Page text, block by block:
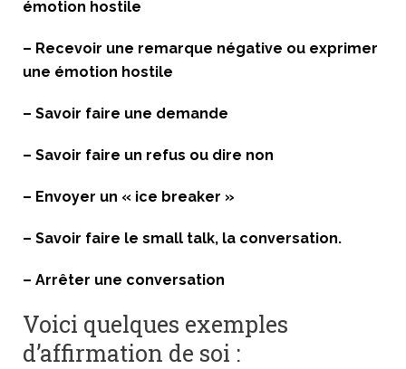
émotion hostile
– Recevoir une remarque négative ou exprimer
une émotion hostile
– Savoir faire une demande
– Savoir faire un refus ou dire non
– Envoyer un « ice breaker »
– Savoir faire le small talk, la conversation.
– Arrêter une conversation
Voici quelques exemples
d’affirmation de soi :